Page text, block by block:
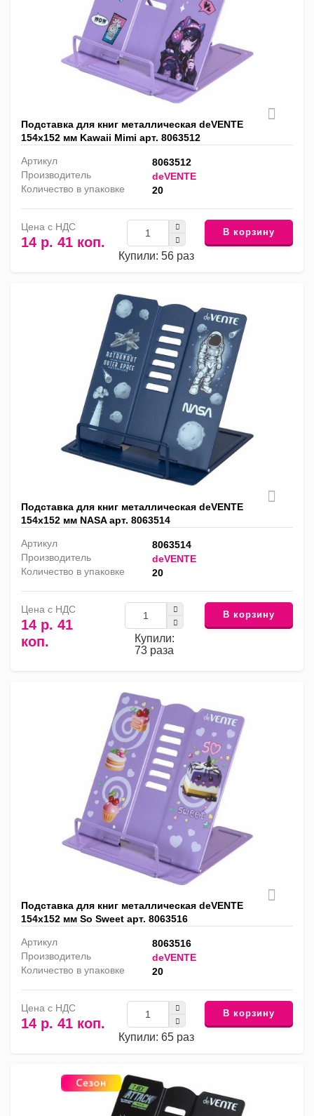
Подставка для книг металлическая deVENTE
154х152 мм Kawaii Mimi арт. 8063512
Артикул
8063512
Производитель
deVENTE
Количество в упаковке
20
Цена с НДС
14 р. 41 коп.
Купили: 56 раз
В корзину
Подставка для книг металлическая deVENTE
154х152 мм NASA арт. 8063514
Артикул
8063514
Производитель
deVENTE
Количество в упаковке
20
Цена с НДС
14 р. 41
коп.
Купили:
73 раза
В корзину
Подставка для книг металлическая deVENTE
154х152 мм So Sweet арт. 8063516
Артикул
8063516
Производитель
deVENTE
Количество в упаковке
20
Цена с НДС
14 р. 41 коп.
Купили: 65 раз
В корзину